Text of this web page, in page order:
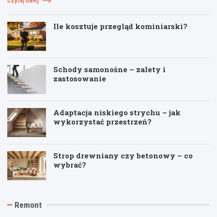
Ile kosztuje przegląd kominiarski?
Schody samonośne – zalety i
zastosowanie
Adaptacja niskiego strychu – jak
wykorzystać przestrzeń?
Strop drewniany czy betonowy – co
wybrać?
Remont
o
a
y